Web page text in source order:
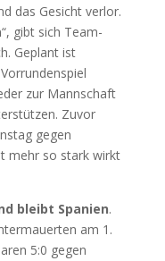
das Gesicht verlor.
gibt sich Team-
Geplant ist
zur Mannschaft
Zuvor
gegen
mehr so stark wirkt
bleibt Spanien.
am 1.
5:0 gegen